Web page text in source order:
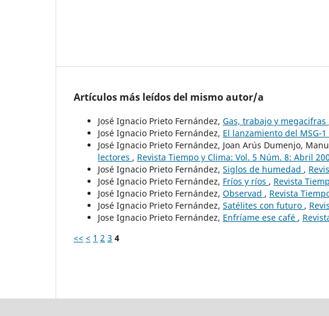
Artículos más leídos del mismo autor/a
José Ignacio Prieto Fernández, Gas, trabajo y megacifras
José Ignacio Prieto Fernández, El lanzamiento del MSG-1
José Ignacio Prieto Fernández, Joan Arús Dumenjo,
lectores , Revista Tiempo y Clima: Vol. 5 Núm. 8: Abril
José Ignacio Prieto Fernández, Siglos de humedad ,
José Ignacio Prieto Fernández, Fríos y ríos , Revista
José Ignacio Prieto Fernández, Observad , Revista
José Ignacio Prieto Fernández, Satélites con futuro ,
Jose Ignacio Prieto Fernández, Enfríame ese café ,
<< < 1 2 3 4